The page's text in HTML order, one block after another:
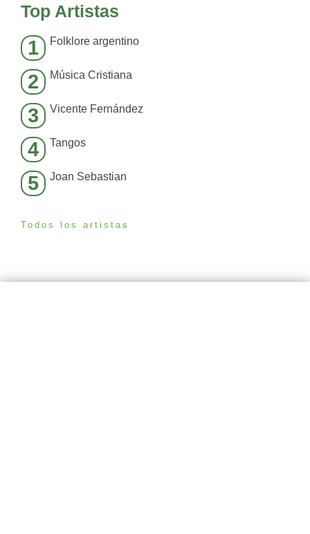
Top Artistas
1 Folklore argentino
2 Música Cristiana
3 Vicente Fernández
4 Tangos
5 Joan Sebastian
Todos los artistas